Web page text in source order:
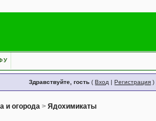
Здравствуйте, гость (Вход |Регистрация )
и огорода >Ядохимикаты